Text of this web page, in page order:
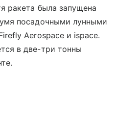
ракета была запущена
посадочными лунными
Aerospace и ispace.
в две-три тонны